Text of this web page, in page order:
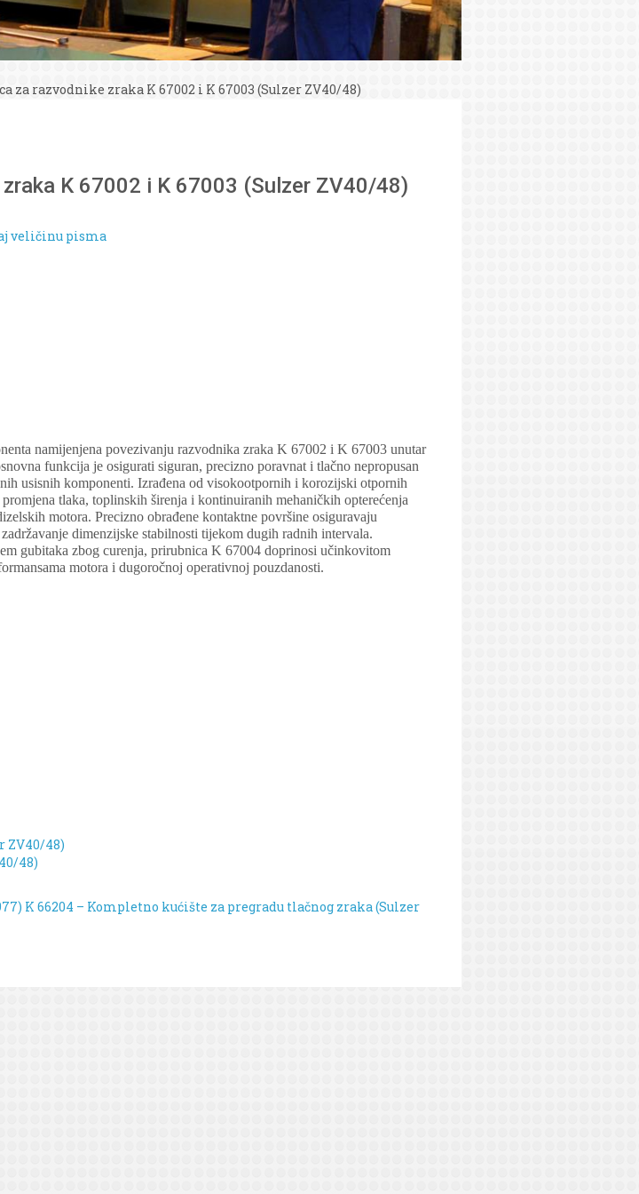
za razvodnike zraka K 67002 i K 67003 (Sulzer ZV40/48)
K 67002 i K 67003 (Sulzer ZV40/48)
veličinu pisma
namijenjena povezivanju razvodnika zraka K 67002 i K 67003 unutar
funkcija je osigurati siguran, precizno poravnat i tlačno nepropusan
usisnih komponenti. Izrađena od visokootpornih i korozijski otpornih
tlaka, toplinskih širenja i kontinuiranih mehaničkih opterećenja
motora. Precizno obrađene kontaktne površine osiguravaju
dimenzijske stabilnosti tijekom dugih radnih intervala.
gubitaka zbog curenja, prirubnica K 67004 doprinosi učinkovitom
motora i dugoročnoj operativnoj pouzdanosti.
ZV40/48)
48)
K 66204 – Kompletno kućište za pregradu tlačnog zraka (Sulzer